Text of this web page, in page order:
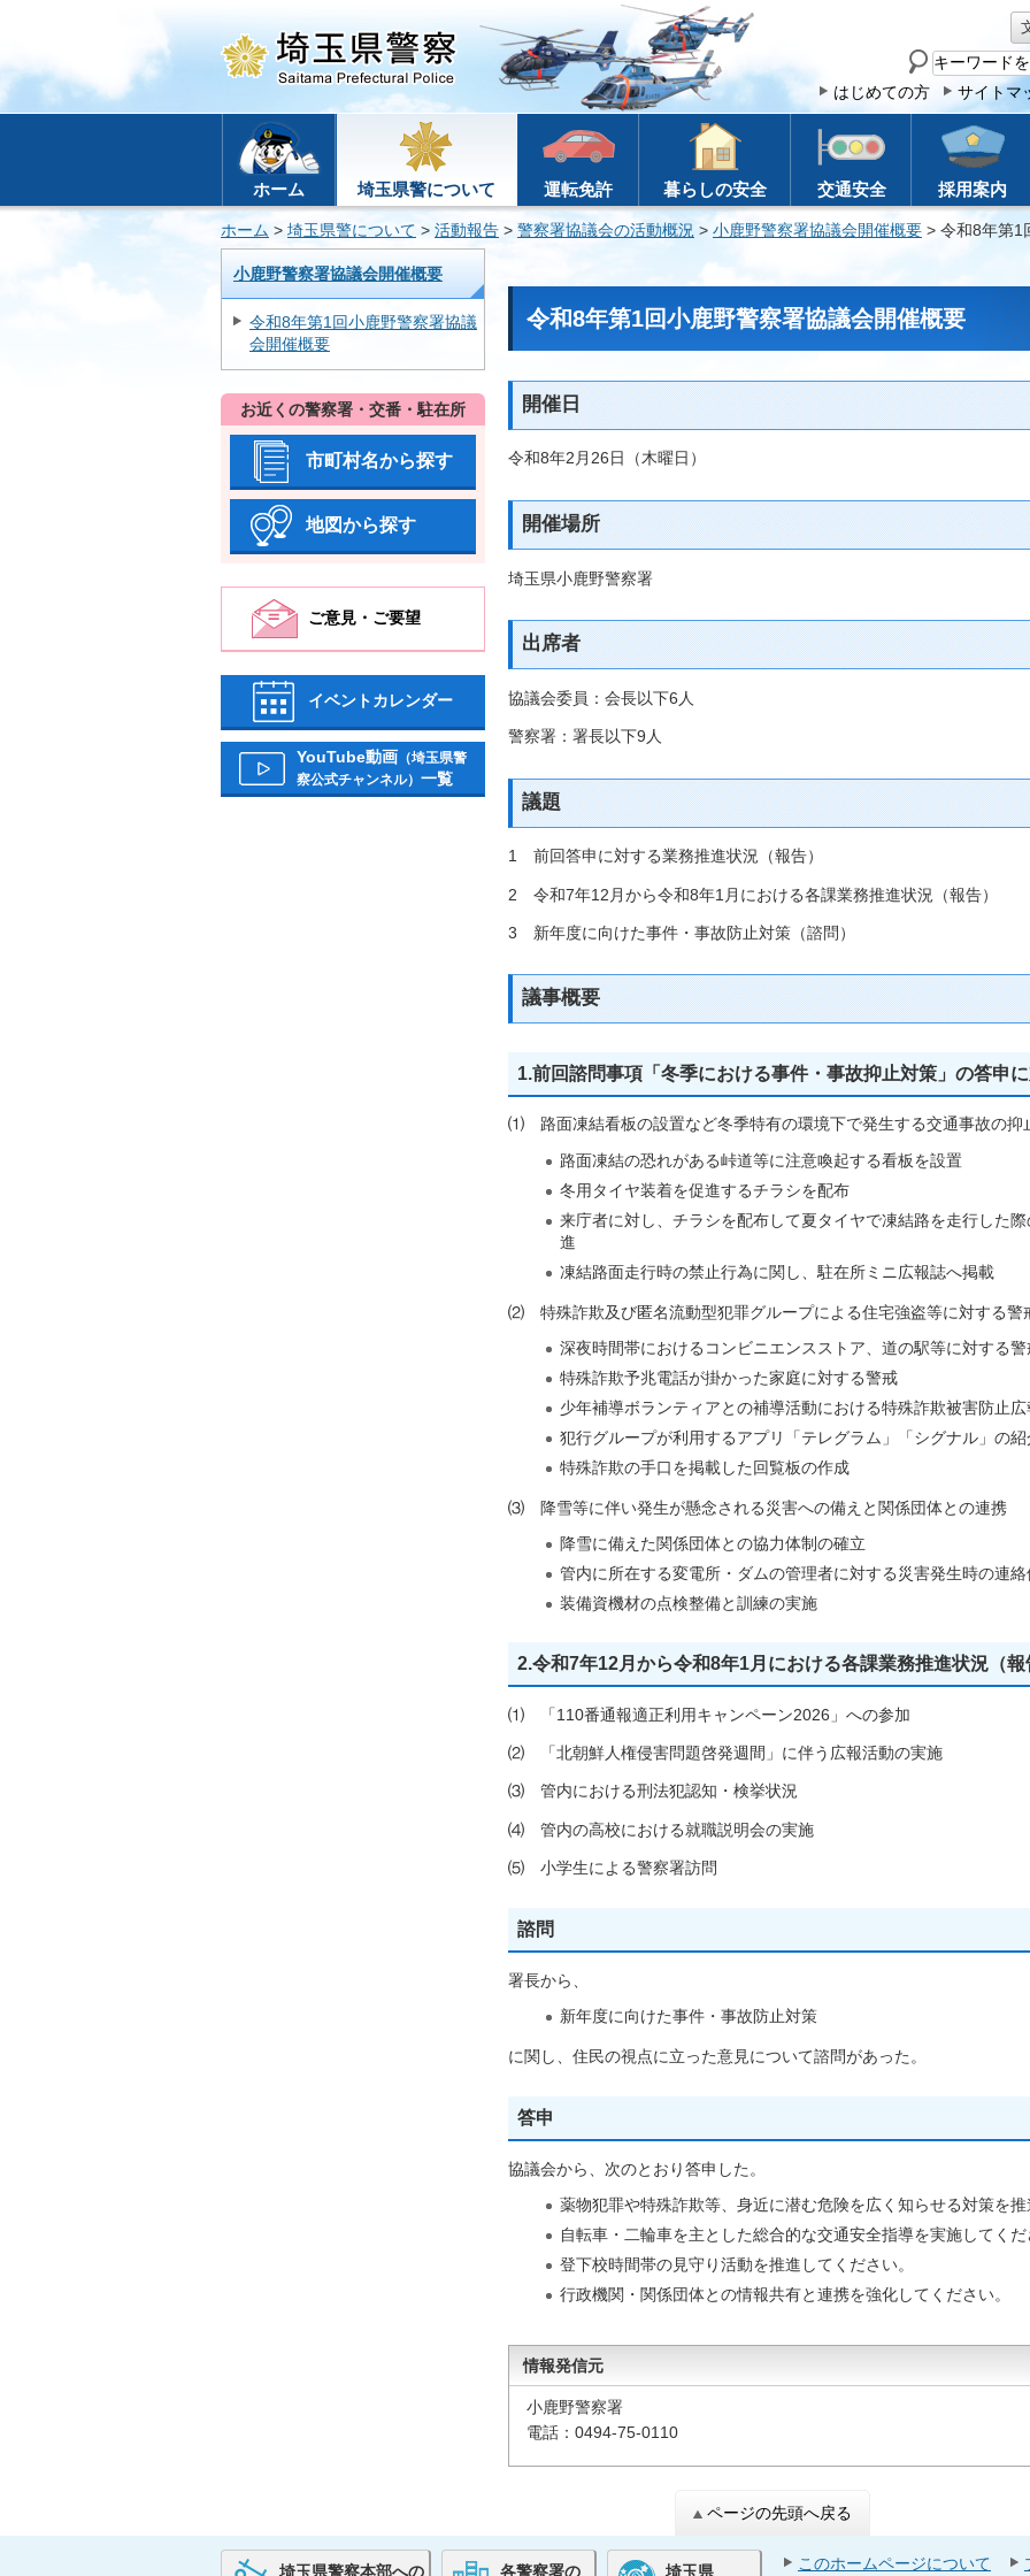
サ
イ
ト
はじめての方
サイトマ
ホーム 埼玉県警について 運転免許 暮らしの安全 交通安全 採用案内
ホーム > 埼玉県警について > 活動報告 > 警察署協議会の活動概況 > 小鹿野警察署協議会開催概要 > 令和8年第1
小鹿野警察署協議会開催概要
令和8年第1回小鹿野警察署協議
会開催概要
お近くの警察署・交番・駐在所
市町村名から探す
地図から探す
ご意見・ご要望
イベントカレンダー
YouTube動画 （埼玉県警
察公式チャンネル） 一覧
令和8年第1回小鹿野警察署協議会開催概要
開催日
令和8年2月26日（木曜日）
開催場所
埼玉県小鹿野警察署
出席者
協議会委員：会長以下6人
警察署：署長以下9人
議題
1 前回答申に対する業務推進状況（報告）
2 令和7年12月から令和8年1月における各課業務推進状況（報告）
3 新年度に向けた事件・事故防止対策（諮問）
議事概要
1.前回諮問事項「冬季における事件・事故抑止対策」の答申
⑴ 路面凍結看板の設置など冬季特有の環境下で発生する交通事故の抑
路面凍結の恐れがある峠道等に注意喚起する看板を設置
冬用タイヤ装着を促進するチラシを配布
来庁者に対し、チラシを配布して夏タイヤで凍結路を走行した
進
凍結路面走行時の禁止行為に関し、駐在所ミニ広報誌へ掲載
⑵ 特殊詐欺及び匿名流動型犯罪グループによる住宅強盗等に対する警
深夜時間帯におけるコンビニエンスストア、道の駅等に対する
特殊詐欺予兆電話が掛かった家庭に対する警戒
少年補導ボランティアとの補導活動における特殊詐欺被害防止広
犯行グループが利用するアプリ「テレグラム」「シグナル」の紹
特殊詐欺の手口を掲載した回覧板の作成
⑶ 降雪等に伴い発生が懸念される災害への備えと関係団体との連携
降雪に備えた関係団体との協力体制の確立
管内に所在する変電所・ダムの管理者に対する災害発生時の連
装備資機材の点検整備と訓練の実施
2.令和7年12月から令和8年1月における各課業務推進状況（報
⑴ 「110番通報適正利用キャンペーン2026」への参加
⑵ 「北朝鮮人権侵害問題啓発週間」に伴う広報活動の実施
⑶ 管内における刑法犯認知・検挙状況
⑷ 管内の高校における就職説明会の実施
⑸ 小学生による警察署訪問
諮問
署長から、
新年度に向けた事件・事故防止対策
に関し、住民の視点に立った意見について諮問があった。
答申
協議会から、次のとおり答申した。
薬物犯罪や特殊詐欺等、身近に潜む危険を広く知らせる対策を推
自転車・二輪車を主とした総合的な交通安全指導を実施してくだ
登下校時間帯の見守り活動を推進してください。
行政機関・関係団体との情報共有と連携を強化してください。
情報発信元
小鹿野警察署
電話：0494-75-0110
ページの先頭へ戻る
埼玉県警察本部への 各警察署の 埼玉県 このホームページについて